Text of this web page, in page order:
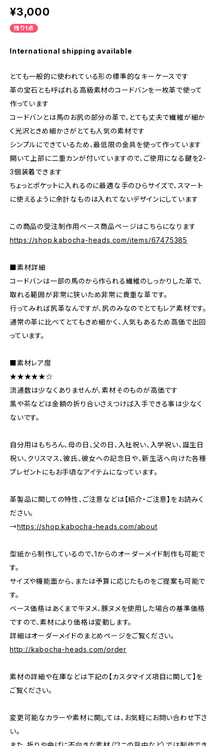
¥3,000
残り1点
International shipping available
とても一般的に使われている形の標準的なキーケースです
革の宝石とも呼ばれる高級素材のコードバンを一枚革で使って
作っています
コードバンとは馬のお尻の部分の革で、とても丈夫で繊維が細か
く光沢ときめ細かさがとても人気の素材です
シンプルにできているため、最低限の金具を使って作っています
開いて上部に二重カンが付いていますので、ご使用になる鍵を2-
3個装着できます
ちょっとポケットに入れるのに最適な手のひらサイズで、スマート
に使えるように余計なものは入れてないデザインにしています
この商品の受注制作用ベース商品ページはこちらになります
https://shop.kabocha-heads.com/items/67475385
■素材詳細
コードバンは一部の馬のから作られる繊維のしっかりした革で、
取れる範囲が非常に狭いため非常に貴重な革です。
行ってみれば尻革なんですが、尻のみなのでとてもレア素材です。
通常の革に比べてとてもきめ細かく、人気もあるため高価で出回
っています。
■素材レア度
★★★★★☆
流通数は少なくありませんが、素材そのものが高価です
黒や茶などは金額の折り合いさえつけば入手できる事は少なく
ないです。
自分用はもちろん、母の日、父の日、入社祝い、入学祝い、誕生日
祝い、クリスマス、彼氏、彼女への記念日や、新生活へ向けた各種
プレゼントにもお手頃なアイテムになっています。
革製品に関しての特性、ご注意などは【紹介・ご注意】をお読みく
ださい。
→https://shop.kabocha-heads.com/about
型紙から制作しているので、1からのオーダーメイド制作も可能で
す。
サイズや機能面から、または予算に応じたものをご提案も可能で
す。
ベース価格はあくまで牛ヌメ、豚ヌメを使用した場合の基準価格
ですので、素材により価格は変動します。
詳細はオーダーメイドのまとめページをご覧ください。
http://kabocha-heads.com/order
素材の詳細や在庫などは下記の【カスタマイズ項目に関して】を
ご覧ください。
変更可能なカラーや素材に関しては、お気軽にお問い合わせ下さ
い。